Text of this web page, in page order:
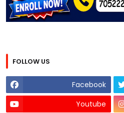
FOLLOW US
Facebook
Youtube